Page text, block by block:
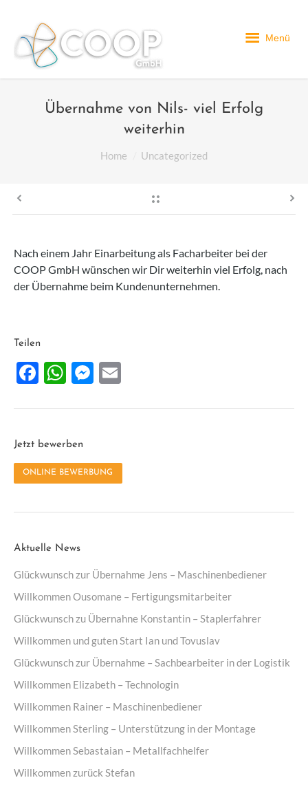
Menü
Übernahme von Nils- viel Erfolg
weiterhin
Home Uncategorized
Nach einem Jahr Einarbeitung als Facharbeiter bei der
COOP GmbH wünschen wir Dir weiterhin viel Erfolg, nach
der Übernahme beim Kundenunternehmen.
Teilen
Facebook
WhatsApp
Messenger
Jetzt bewerben
ONLINE BEWERBUNG
Aktuelle News
Glückwunsch zur Übernahme Jens – Maschinenbediener
Willkommen Ousomane – Fertigungsmitarbeiter
Glückwunsch zu Übernahne Konstantin – Staplerfahrer
Willkommen und guten Start Ian und Tovuslav
Glückwunsch zur Übernahme – Sachbearbeiter in der Logistik
Willkommen Elizabeth – Technologin
Willkommen Rainer – Maschinenbediener
Willkommen Sterling – Unterstützung in der Montage
Willkommen Sebastaian – Metallfachhelfer
Willkommen zurück Stefan